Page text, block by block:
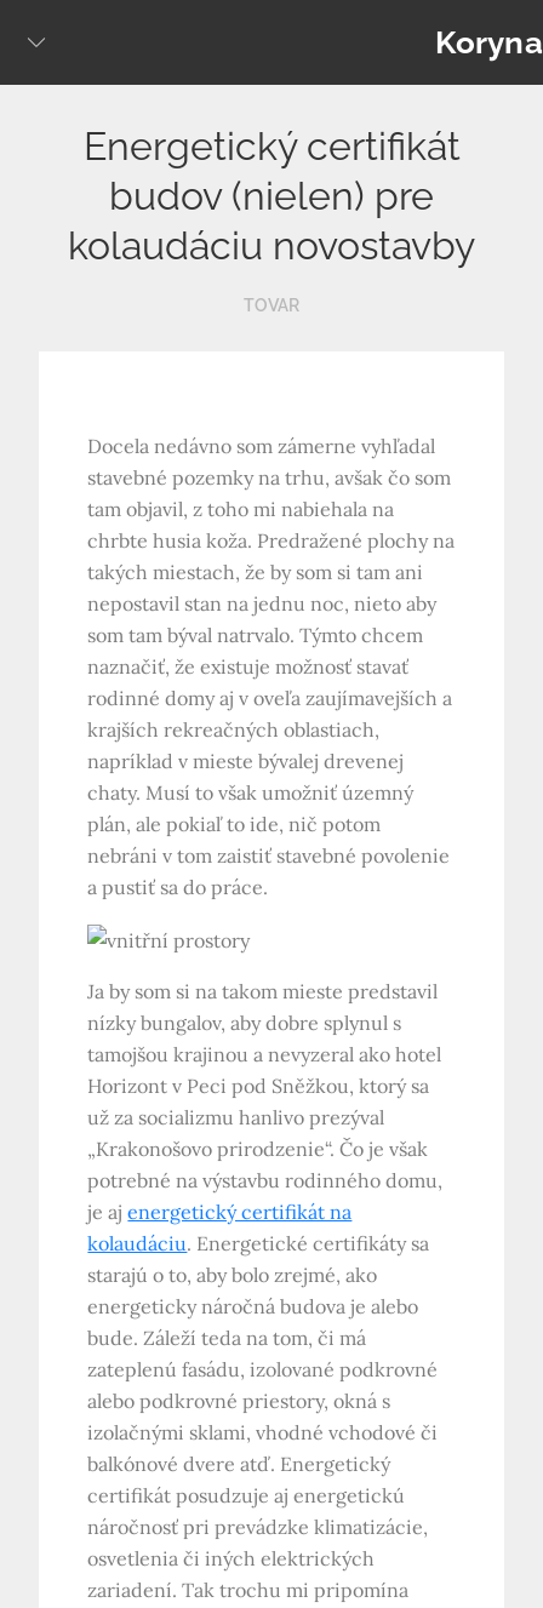
Koryna
Energetický certifikát
budov (nielen) pre
kolaudáciu novostavby
TOVAR
Docela nedávno som zámerne vyhľadal
stavebné pozemky na trhu, avšak čo som
tam objavil, z toho mi nabiehala na
chrbte husia koža. Predražené plochy na
takých miestach, že by som si tam ani
nepostavil stan na jednu noc, nieto aby
som tam býval natrvalo. Týmto chcem
naznačiť, že existuje možnosť stavať
rodinné domy aj v oveľa zaujímavejších a
krajších rekreačných oblastiach,
napríklad v mieste bývalej drevenej
chaty. Musí to však umožniť územný
plán, ale pokiaľ to ide, nič potom
nebráni v tom zaistiť stavebné povolenie
a pustiť sa do práce.
Ja by som si na takom mieste predstavil
nízky bungalov, aby dobre splynul s
tamojšou krajinou a nevyzeral ako hotel
Horizont v Peci pod Sněžkou, ktorý sa
už za socializmu hanlivo prezýval
„Krakonošovo prirodzenie“. Čo je však
potrebné na výstavbu rodinného domu,
je ajenergetický certifikát na
kolaudáciu. Energetické certifikáty sa
starajú o to, aby bolo zrejmé, ako
energeticky náročná budova je alebo
bude. Záleží teda na tom, či má
zateplenú fasádu, izolované podkrovné
alebo podkrovné priestory, okná s
izolačnými sklami, vhodné vchodové či
balkónové dvere atď. Energetický
certifikát posudzuje aj energetickú
náročnosť pri prevádzke klimatizácie,
osvetlenia či iných elektrických
zariadení. Tak trochu mi pripomína